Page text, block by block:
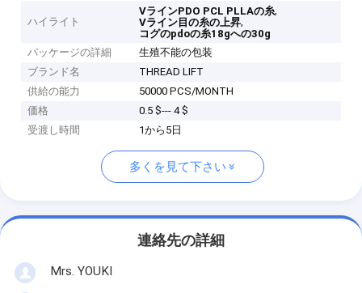
ハイライト
VラインPDO PCL PLLAの糸,
Vライン目の糸の上昇,
コグのpdoの糸18gへの30g
パッケージの詳細
生殖不能の包装
ブランド名
THREAD LIFT
供給の能力
50000 PCS/MONTH
価格
0.5 $--- 4 $
受渡し時間
1から5日
多くを見て下さい
連絡先の詳細
Mrs. YOUKI